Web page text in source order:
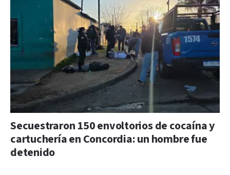
Secuestraron 150 envoltorios de cocaína y
cartuchería en Concordia: un hombre fue
detenido